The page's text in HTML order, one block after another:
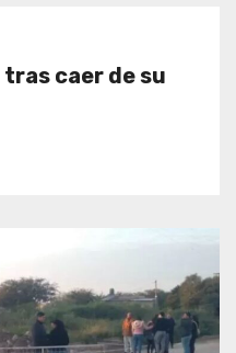
caer de su